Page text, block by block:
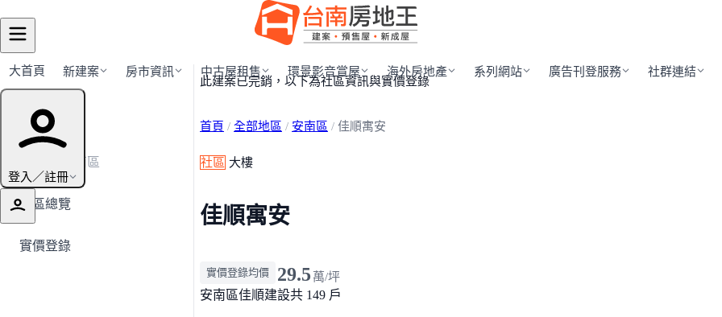
大首頁 新建案 房市資訊 中古屋租售 環景影音賞屋 海外房地產 系列網站 廣告刊登服務 社群連結
登入／註冊
建案導覽
← 返回安南區
社區總覽
實價登錄
此建案已完銷，以下為社區資訊與實價登錄
首頁 / 全部地區 / 安南區 / 佳順寓安
社區 大樓
佳順寓安
實價登錄均價 29.5 萬/坪
安南區佳順建設共 149 戶